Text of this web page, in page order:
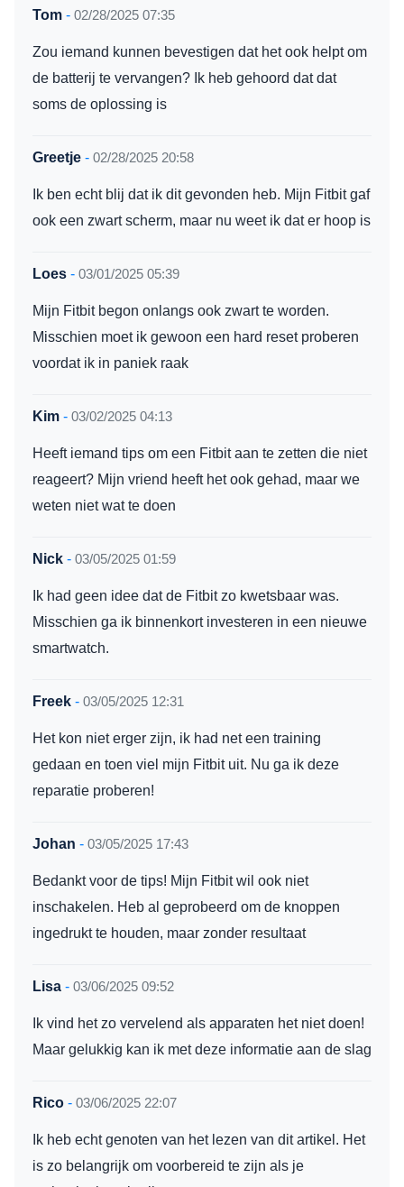
Tom - 02/28/2025 07:35
Zou iemand kunnen bevestigen dat het ook helpt om
de batterij te vervangen? Ik heb gehoord dat dat
soms de oplossing is
Greetje - 02/28/2025 20:58
Ik ben echt blij dat ik dit gevonden heb. Mijn Fitbit gaf
ook een zwart scherm, maar nu weet ik dat er hoop is
Loes - 03/01/2025 05:39
Mijn Fitbit begon onlangs ook zwart te worden.
Misschien moet ik gewoon een hard reset proberen
voordat ik in paniek raak
Kim - 03/02/2025 04:13
Heeft iemand tips om een Fitbit aan te zetten die niet
reageert? Mijn vriend heeft het ook gehad, maar we
weten niet wat te doen
Nick - 03/05/2025 01:59
Ik had geen idee dat de Fitbit zo kwetsbaar was.
Misschien ga ik binnenkort investeren in een nieuwe
smartwatch.
Freek - 03/05/2025 12:31
Het kon niet erger zijn, ik had net een training
gedaan en toen viel mijn Fitbit uit. Nu ga ik deze
reparatie proberen!
Johan - 03/05/2025 17:43
Bedankt voor de tips! Mijn Fitbit wil ook niet
inschakelen. Heb al geprobeerd om de knoppen
ingedrukt te houden, maar zonder resultaat
Lisa - 03/06/2025 09:52
Ik vind het zo vervelend als apparaten het niet doen!
Maar gelukkig kan ik met deze informatie aan de slag
Rico - 03/06/2025 22:07
Ik heb echt genoten van het lezen van dit artikel. Het
is zo belangrijk om voorbereid te zijn als je